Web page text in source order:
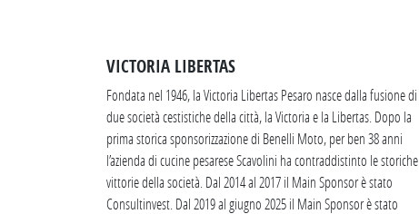
VICTORIA LIBERTAS
Fondata nel 1946, la Victoria Libertas Pesaro nasce dalla fusione di
due società cestistiche della città, la Victoria e la Libertas. Dopo la
prima storica sponsorizzazione di Benelli Moto, per ben 38 anni
l’azienda di cucine pesarese Scavolini ha contraddistinto le storiche
vittorie della società. Dal 2014 al 2017 il Main Sponsor è stato
Consultinvest. Dal 2019 al giugno 2025 il Main Sponsor è stato